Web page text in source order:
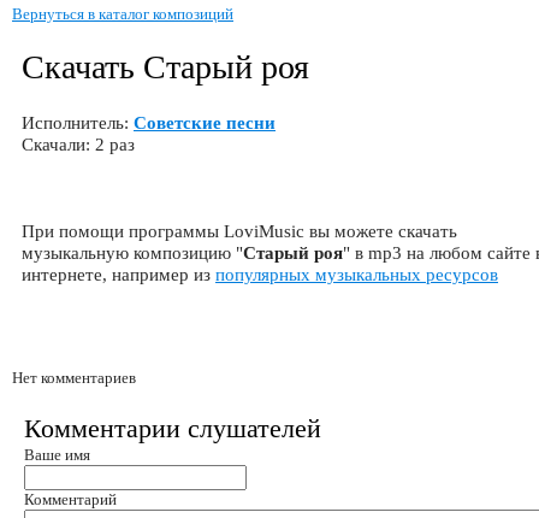
Вернуться в каталог композиций
Скачать Старый роя
Исполнитель: Советские песни
Скачали: 2 раз
При помощи программы LoviMusic вы можете скачать
музыкальную композицию "Старый роя" в mp3 на любом сайте
интернете, например из популярных музыкальных ресурсов
Нет комментариев
Комментарии слушателей
Ваше имя
Комментарий